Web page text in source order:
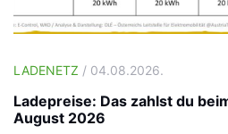
LADENETZ / 04.08.2026.
Ladepreise: Das zahlst du
August 2026